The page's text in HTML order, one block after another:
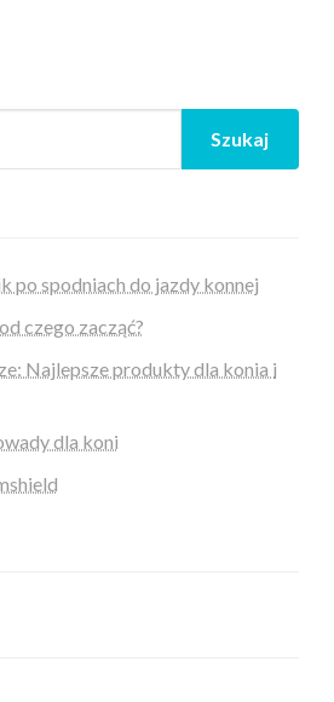
po spodniach do jazdy konnej
czego zacząć?
Najlepsze produkty dla konia i
dla koni